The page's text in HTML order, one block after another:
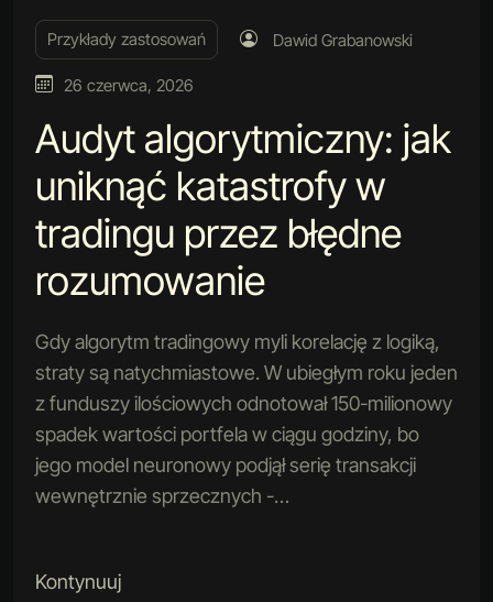
Przykłady zastosowań Dawid Grabanowski
26 czerwca, 2026
Audyt algorytmiczny: jak
uniknąć katastrofy w
tradingu przez błędne
rozumowanie
Gdy algorytm tradingowy myli korelację z logiką,
straty są natychmiastowe. W ubiegłym roku jeden
z funduszy ilościowych odnotował 150-milionowy
spadek wartości portfela w ciągu godziny, bo
jego model neuronowy podjął serię transakcji
wewnętrznie sprzecznych -…
Kontynuuj